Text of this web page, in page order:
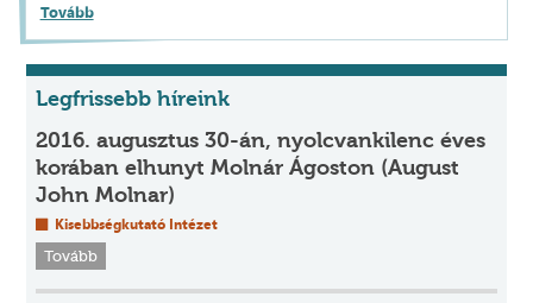
Tovább
Legfrissebb híreink
2016. augusztus 30-án, nyolcvankilenc éves
korában elhunyt Molnár Ágoston (August
John Molnar)
Kisebbségkutató Intézet
Tovább